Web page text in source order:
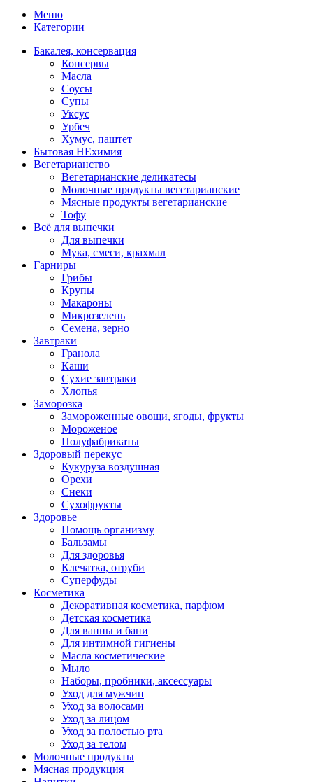
Меню
Категории
Бакалея, консервация
Консервы
Масла
Соусы
Супы
Уксус
Урбеч
Хумус, паштет
Бытовая НЕхимия
Вегетарианство
Вегетарианские деликатесы
Молочные продукты вегетарианские
Мясные продукты вегетарианские
Тофу
Всё для выпечки
Для выпечки
Мука, смеси, крахмал
Гарниры
Грибы
Крупы
Макароны
Микрозелень
Семена, зерно
Завтраки
Гранола
Каши
Сухие завтраки
Хлопья
Заморозка
Замороженные овощи, ягоды, фрукты
Мороженое
Полуфабрикаты
Здоровый перекус
Кукуруза воздушная
Орехи
Снеки
Сухофрукты
Здоровье
Помощь организму
Бальзамы
Для здоровья
Клечатка, отруби
Суперфуды
Косметика
Декоративная косметика, парфюм
Детская косметика
Для ванны и бани
Для интимной гигиены
Масла косметические
Мыло
Наборы, пробники, аксессуары
Уход для мужчин
Уход за волосами
Уход за лицом
Уход за полостью рта
Уход за телом
Молочные продукты
Мясная продукция